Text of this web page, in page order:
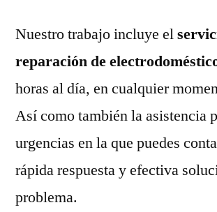
Nuestro trabajo incluye el
reparación de
horas al día, en cualquier
Así como también la asistencia
urgencias en la que puedes
rápida respuesta y efectiva
problema.